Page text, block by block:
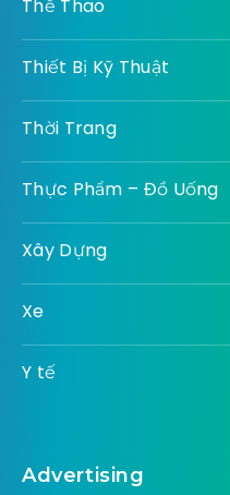
Thể Thao
Thiết Bị Kỹ Thuật
Thời Trang
Thực Phẩm – Đồ Uống
Xây Dựng
Xe
Y tế
Advertising